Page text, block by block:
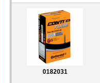
0182031